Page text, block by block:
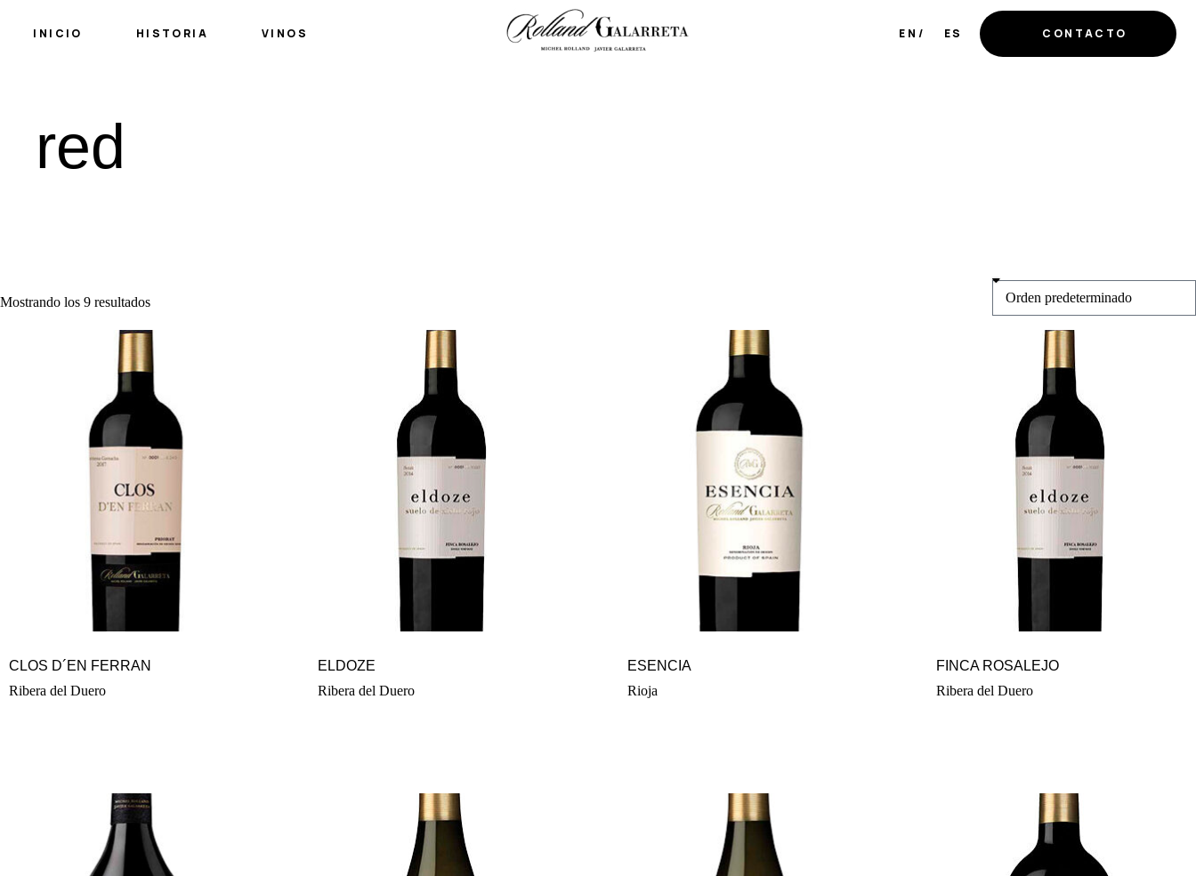
INICIO HISTORIA VINOS EN ES CONTACTO
red
Mostrando los 9 resultados
CLOS D´EN FERRAN
Ribera del Duero
ELDOZE
Ribera del Duero
ESENCIA
Rioja
FINCA ROSALEJO
Ribera del Duero